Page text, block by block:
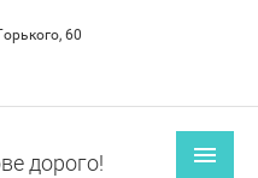
60
дорого!